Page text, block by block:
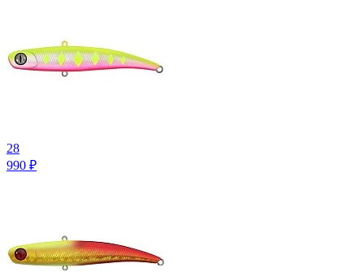
28
990 ₽